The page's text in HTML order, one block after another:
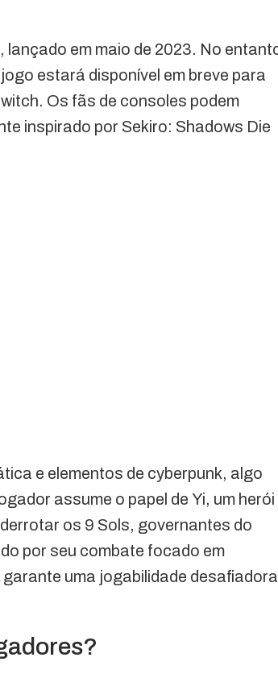
em maio de 2023. No
estará disponível em breve para
Os fãs de consoles podem
inspirado por Sekiro: Shadows Die
e elementos de cyberpunk, algo
assume o papel de Yi, um herói
os 9 Sols, governantes do
por seu combate focado em
uma jogabilidade desafiadora